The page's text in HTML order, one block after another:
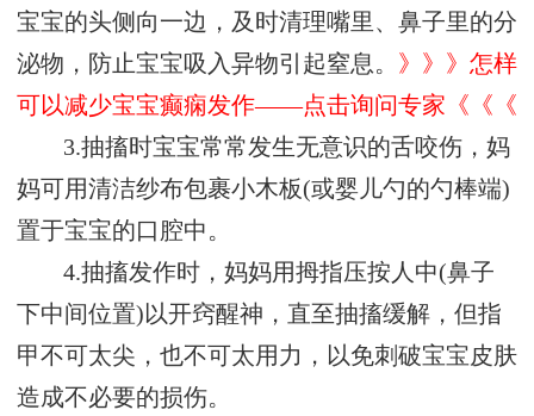
宝宝的头侧向一边，及时清理嘴里、鼻子里的分
泌物，防止宝宝吸入异物引起窒息。 》》》怎样
可以减少宝宝癫痫发作——点击询问专家《《《
3.抽搐时宝宝常常发生无意识的舌咬伤，妈
妈可用清洁纱布包裹小木板(或婴儿勺的勺棒端)
置于宝宝的口腔中。
4.抽搐发作时，妈妈用拇指压按人中(鼻子
下中间位置)以开窍醒神，直至抽搐缓解，但指
甲不可太尖，也不可太用力，以免刺破宝宝皮肤
造成不必要的损伤。